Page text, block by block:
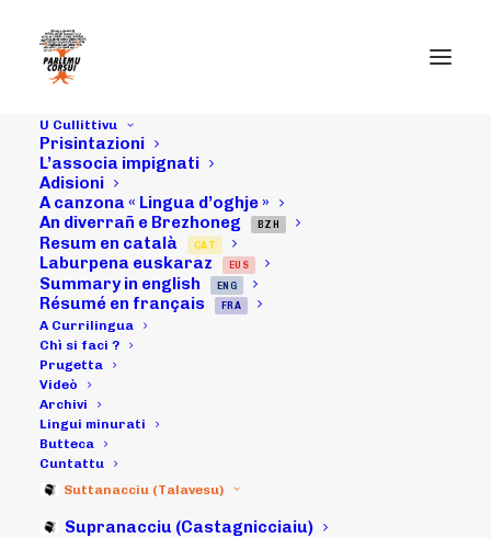
U Cullittivu
Prisintazioni
L’associa impignati
Adisioni
A canzona « Lingua d’oghje »
An diverrañ e Brezhoneg
BZH
Resum en català CAT
Laburpena euskaraz EUS
Summary in english ENG
Résumé en français FRA
A Currilingua
Chì si faci ?
Prugetta
Videò
Archivi
Lingui minurati
Butteca
Cuntattu
Suttanacciu (Talavesu)
Supranacciu (Castagnicciaiu)
08/06/16 :
Cunfarenza di
stampa "A
Francia à a risa
d'u mondu", in
Aiacciu, davanti à
a Prifittura
19/06/2016 | IN ARCHIVI BY MICHELI LECCIA